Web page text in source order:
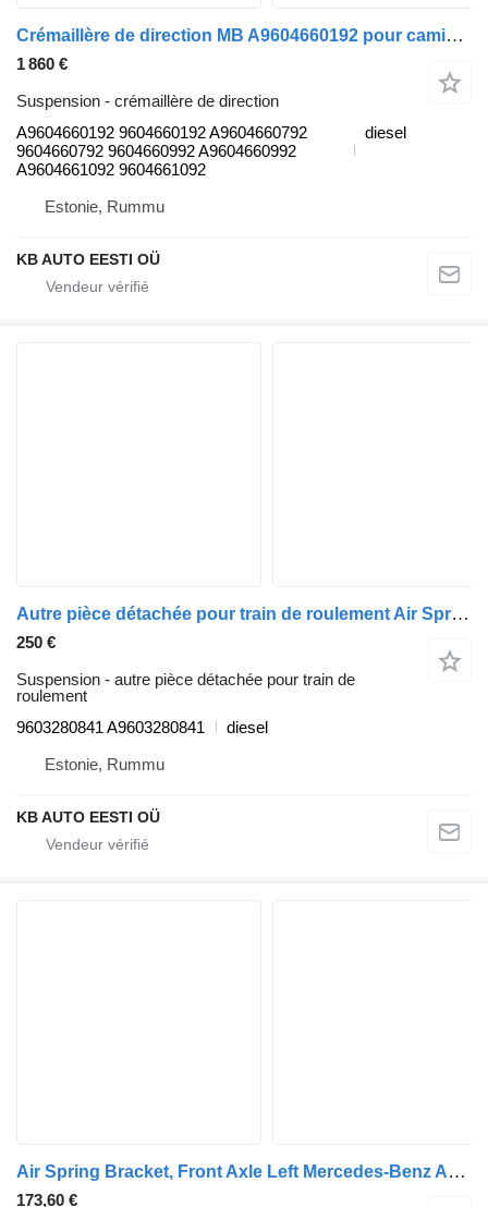
Crémaillère de direction MB A9604660192 pour camion Mercedes-Benz Actros MP4 Antos Arocs (2012-)
1 860 €
Suspension - crémaillère de direction
A9604660192 9604660192 A9604660792
9604660792 9604660992 A9604660992
A9604661092 9604661092
diesel
Estonie, Rummu
KB AUTO EESTI OÜ
Autre pièce détachée pour train de roulement Air Spring Bracket Actros MP4 (01.12-) 9603280841 pour camion Mercedes-Benz Actros MP4 Antos Arocs (2012-)
250 €
Suspension - autre pièce détachée pour train de
roulement
9603280841 A9603280841
diesel
Estonie, Rummu
KB AUTO EESTI OÜ
Air Spring Bracket, Front Axle Left Mercedes-Benz Actros MP4 (01.12-) pour camion Mercedes-Benz Actros MP4 Antos Arocs (2012-)
173,60 €